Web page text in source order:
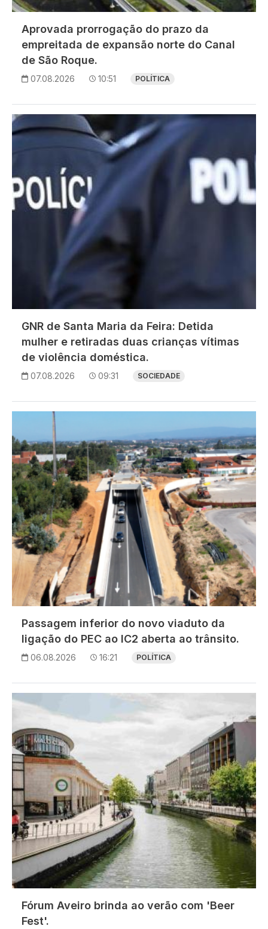
Aprovada prorrogação do prazo da
empreitada de expansão norte do Canal
de São Roque.
07.08.2026 10:51 POLÍTICA
Imagem
GNR de Santa Maria da Feira: Detida
mulher e retiradas duas crianças vítimas
de violência doméstica.
07.08.2026 09:31 SOCIEDADE
Passagem inferior do novo viaduto da
ligação do PEC ao IC2 aberta ao trânsito.
06.08.2026 16:21 POLÍTICA
Imagem
Fórum Aveiro brinda ao verão com 'Beer
Fest'.